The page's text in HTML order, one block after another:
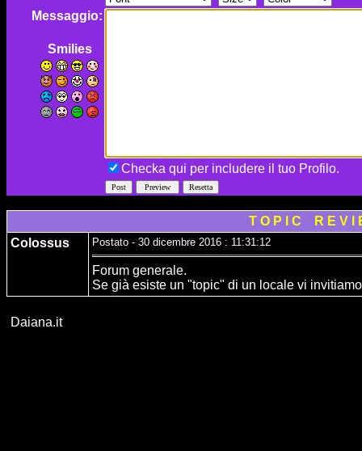
Messaggio:
Smilies
Checka qui per includere il tuo Profilo.
T O P I C R E V I
Colossus
Postato - 30 dicembre 2016 : 11:31:12
Forum generale.
Se già esiste un "topic" di un locale vi
Daiana.it